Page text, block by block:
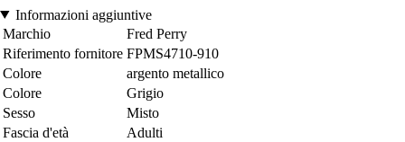
Informazioni aggiuntive
Marchio
Fred Perry
Riferimento fornitore FPMS4710-910
Colore
argento metallico
Colore
Grigio
Sesso
Misto
Fascia d'età
Adulti